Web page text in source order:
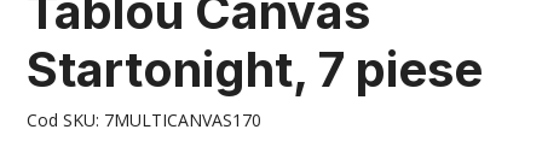
Startonight, 7 piese
Cod SKU: Cod
SKU
7MULTICANVAS170